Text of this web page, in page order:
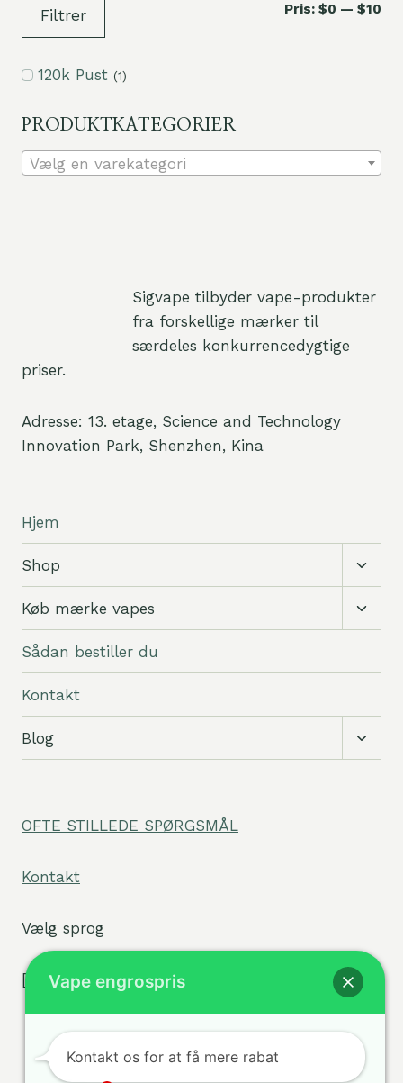
Filtrer Pris: $0 — $10
120k Pust (1)
PRODUKTKATEGORIER
Vælg en varekategori
Sigvape tilbyder vape-produkter
fra forskellige mærker til
særdeles konkurrencedygtige
priser.
Adresse: 13. etage, Science and Technology
Innovation Park, Shenzhen, Kina
Hjem
Shop
Skift
Køb mærke vapes
Skift
Sådan bestiller du
Kontakt
Blog
Skift
OFTE STILLEDE SPØRGSMÅL
Kontakt
Vælg sprog
[tpe widget="select2/tpw_select2.php"]
Vape engrospris
Kontakt os for at få mere rabat